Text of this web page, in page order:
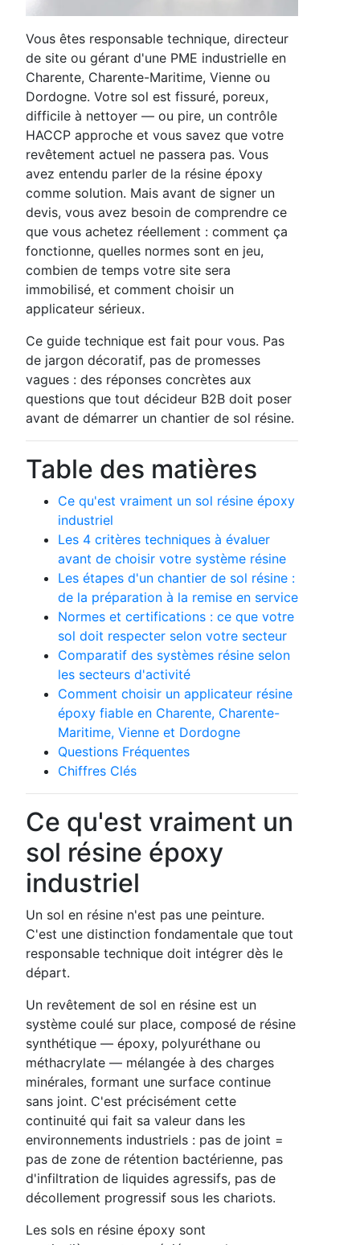
Vous êtes responsable technique, directeur
de site ou gérant d'une PME industrielle en
Charente, Charente-Maritime, Vienne ou
Dordogne. Votre sol est fissuré, poreux,
difficile à nettoyer — ou pire, un contrôle
HACCP approche et vous savez que votre
revêtement actuel ne passera pas. Vous
avez entendu parler de la résine époxy
comme solution. Mais avant de signer un
devis, vous avez besoin de comprendre ce
que vous achetez réellement : comment ça
fonctionne, quelles normes sont en jeu,
combien de temps votre site sera
immobilisé, et comment choisir un
applicateur sérieux.
Ce guide technique est fait pour vous. Pas
de jargon décoratif, pas de promesses
vagues : des réponses concrètes aux
questions que tout décideur B2B doit poser
avant de démarrer un chantier de sol résine.
Table des matières
Ce qu'est vraiment un sol résine époxy
industriel
Les 4 critères techniques à évaluer
avant de choisir votre système résine
Les étapes d'un chantier de sol résine :
de la préparation à la remise en service
Normes et certifications : ce que votre
sol doit respecter selon votre secteur
Comparatif des systèmes résine selon
les secteurs d'activité
Comment choisir un applicateur résine
époxy fiable en Charente, Charente-
Maritime, Vienne et Dordogne
Questions Fréquentes
Chiffres Clés
Ce qu'est vraiment un
sol résine époxy
industriel
Un sol en résine n'est pas une peinture.
C'est une distinction fondamentale que tout
responsable technique doit intégrer dès le
départ.
Un revêtement de sol en résine est un
système coulé sur place, composé de résine
synthétique — époxy, polyuréthane ou
méthacrylate — mélangée à des charges
minérales, formant une surface continue
sans joint. C'est précisément cette
continuité qui fait sa valeur dans les
environnements industriels : pas de joint =
pas de zone de rétention bactérienne, pas
d'infiltration de liquides agressifs, pas de
décollement progressif sous les chariots.
Les sols en résine époxy sont